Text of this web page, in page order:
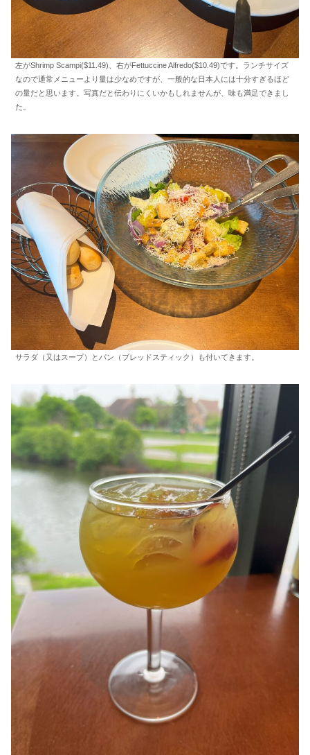
左がShrimp Scampi($11.49)、右がFettuccine Alfredo($10.49)です。ランチサイズ
なので通常メニューより量は少なめですが、一般的な日本人には十分すぎるほど
の量だと思います。写真だと伝わりにくいかもしれませんが、味も満足できまし
た。
サラダ（又はスープ）とパン（ブレッドスティック）も付いてきます。